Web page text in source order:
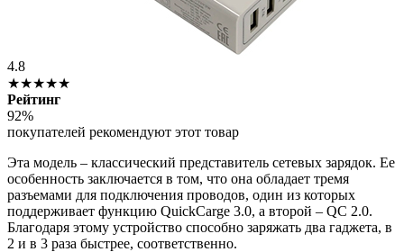
4.8
★★★★★
Рейтинг
92%
покупателей рекомендуют этот товар
Эта модель – классический представитель сетевых зарядок. Ее
особенность заключается в том, что она обладает тремя
разъемами для подключения проводов, один из которых
поддерживает функцию QuickCarge 3.0, а второй – QC 2.0.
Благодаря этому устройство способно заряжать два гаджета, в
2 и в 3 раза быстрее, соответственно.